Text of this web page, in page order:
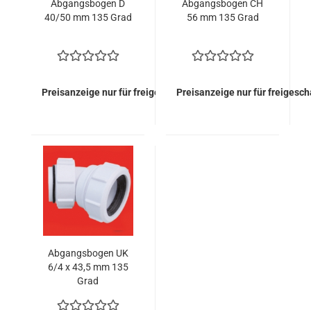
Abgangsbogen D
40/50 mm 135 Grad
Preisanzeige nur für freigeschaltete Kunden
Abgangsbogen CH
56 mm 135 Grad
Preisanzeige nur für
Abgangsbogen UK
6/4 x 43,5 mm 135
Grad